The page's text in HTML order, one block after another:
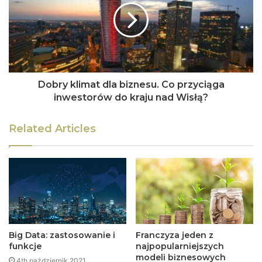
Dobry klimat dla biznesu. Co przyciąga
inwestorów do kraju nad Wisłą?
Related Articles
Big Data: zastosowanie i
funkcje
Franczyza jeden z
najpopularniejszych
modeli biznesowych